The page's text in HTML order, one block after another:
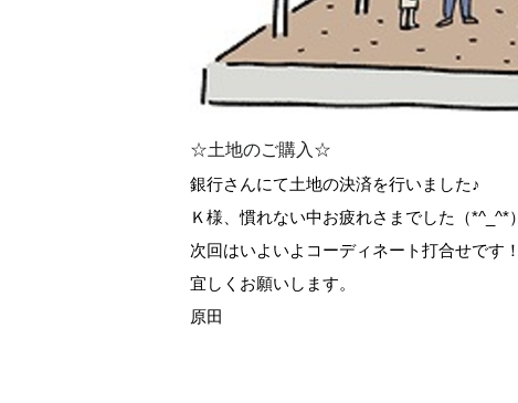
☆土地のご購入☆
銀行さんにて土地の決済を行いました♪
Ｋ様、慣れない中お疲れさまでした（*^_^*）
次回はいよいよコーディネート打合せです！
宜しくお願いします。
原田